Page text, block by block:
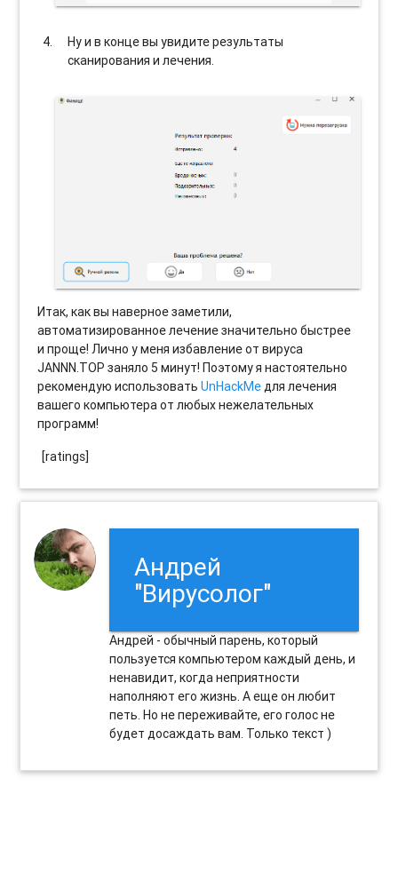
Ну и в конце вы увидите результаты
сканирования и лечения.
Итак, как вы наверное заметили,
автоматизированное лечение значительно быстрее
и проще! Лично у меня избавление от вируса
JANNN.TOP заняло 5 минут! Поэтому я настоятельно
рекомендую использоватьUnHackMeдля лечения
вашего компьютера от любых нежелательных
программ!
[ratings]
Андрей
"Вирусолог"
Андрей - обычный парень, который
пользуется компьютером каждый день, и
ненавидит, когда неприятности
наполняют его жизнь. А еще он любит
петь. Но не переживайте, его голос не
будет досаждать вам. Только текст )